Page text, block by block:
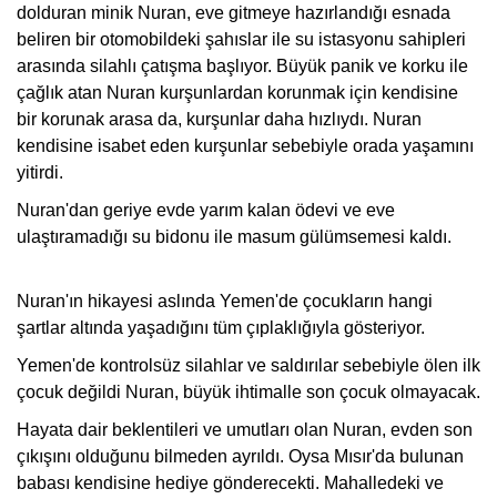
dolduran minik Nuran, eve gitmeye hazırlandığı esnada
beliren bir otomobildeki şahıslar ile su istasyonu sahipleri
arasında silahlı çatışma başlıyor. Büyük panik ve korku ile
çağlık atan Nuran kurşunlardan korunmak için kendisine
bir korunak arasa da, kurşunlar daha hızlıydı. Nuran
kendisine isabet eden kurşunlar sebebiyle orada yaşamını
yitirdi.
Nuran'dan geriye evde yarım kalan ödevi ve eve
ulaştıramadığı su bidonu ile masum gülümsemesi kaldı.
Nuran'ın hikayesi aslında Yemen'de çocukların hangi
şartlar altında yaşadığını tüm çıplaklığıyla gösteriyor.
Yemen'de kontrolsüz silahlar ve saldırılar sebebiyle ölen ilk
çocuk değildi Nuran, büyük ihtimalle son çocuk olmayacak.
Hayata dair beklentileri ve umutları olan Nuran, evden son
çıkışını olduğunu bilmeden ayrıldı. Oysa Mısır'da bulunan
babası kendisine hediye gönderecekti. Mahalledeki ve